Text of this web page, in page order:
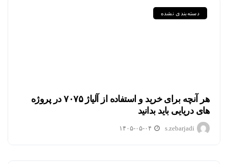
دسته‌بندی نشده
هر آنچه برای خرید و استفاده از آلیاژ ۷۰۷۵ در پروژه
های دریایی باید بدانید
s.zebarjadi ۱۴۰۵-۰۵-۰۴